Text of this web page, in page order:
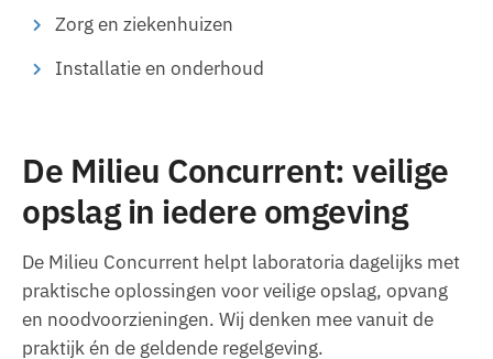
Zorg en ziekenhuizen
Installatie en onderhoud
De Milieu Concurrent: veilige
opslag in iedere omgeving
De Milieu Concurrent helpt laboratoria dagelijks met
praktische oplossingen voor veilige opslag, opvang
en noodvoorzieningen. Wij denken mee vanuit de
praktijk én de geldende regelgeving.